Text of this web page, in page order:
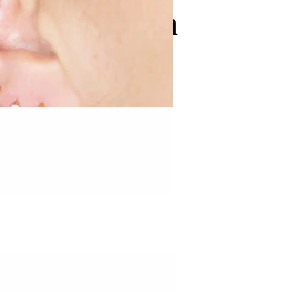
aus Titan